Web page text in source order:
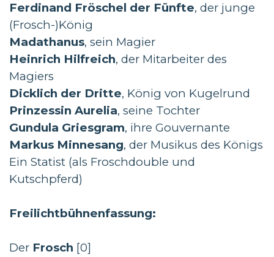
Ferdinand Fröschel der Fünfte, der junge
(Frosch-)König
Madathanus, sein Magier
Heinrich Hilfreich, der Mitarbeiter des
Magiers
Dicklich der Dritte, König von Kugelrund
Prinzessin Aurelia, seine Tochter
Gundula Griesgram, ihre Gouvernante
Markus Minnesang, der Musikus des Königs
Ein Statist (als Froschdouble und
Kutschpferd)
Freilichtbühnenfassung:
Der Frosch [0]